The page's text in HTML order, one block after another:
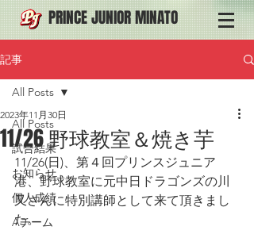
PRINCE JUNIOR MINATO
記事
All Posts
試合結果
お知らせ
個人成績
Aチーム
All Posts
11/26 野球教室＆焼き芋
2023年11月30日
11/26(日)、第４回プリンスジュニア
港、野球教室に元中日ドラゴンズの川
又さんに特別講師として来て頂きまし
た。